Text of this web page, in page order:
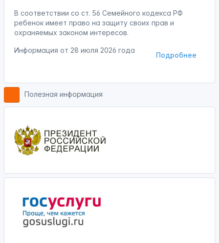
В соответствии со ст. 56 Семейного кодекса РФ
ребенок имеет право на защиту своих прав и
охраняемых законом интересов.
Подробнее
Информация от 28 июля 2026 года
Полезная информация